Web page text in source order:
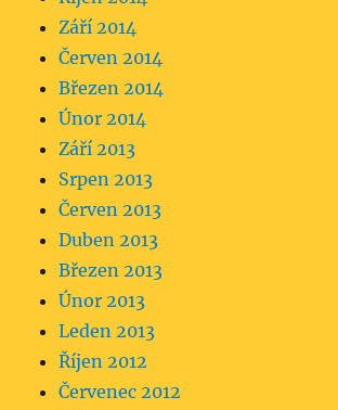
Září 2014
Červen 2014
Březen 2014
Únor 2014
Září 2013
Srpen 2013
Červen 2013
Duben 2013
Březen 2013
Únor 2013
Leden 2013
Říjen 2012
Červenec 2012